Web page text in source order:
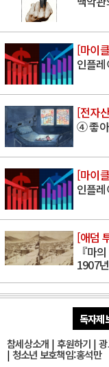
[마이
인플
[전자
④ 좋아
[마이
인플
[애덤
『마
1907
독자제
참세상소개 | 후원하기 |
| 청소년 보호책임:홍석만